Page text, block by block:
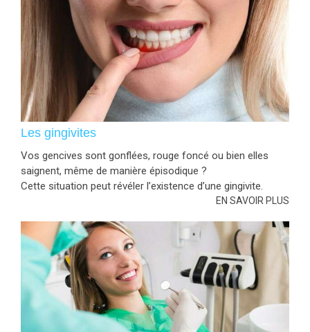
Les gingivites
Vos gencives sont gonflées, rouge foncé ou bien elles
saignent, même de manière épisodique ?
Cette situation peut révéler l’existence d’une gingivite.
EN SAVOIR PLUS